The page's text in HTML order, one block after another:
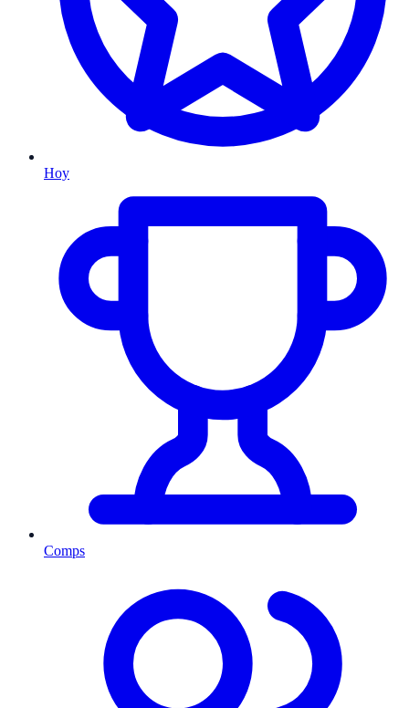
Hoy
Comps